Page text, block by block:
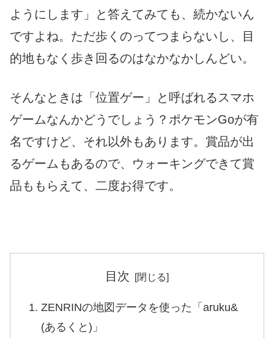
ようにします」と答えてみても、続かないん
ですよね。ただ歩くのってつまらないし、目
的地もなく歩き回るのはなかなかしんどい。
そんなときは「位置ゲー」と呼ばれるスマホ
ゲームなんかどうでしょう？ポケモンGoが有
名ですけど、それ以外もあります。賞品が出
るゲームもあるので、ウォーキングできて賞
品ももらえて、二度お得です。
目次
ZENRINの地図データを使った「aruku&
(あるくと)」